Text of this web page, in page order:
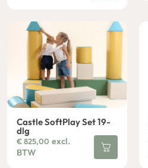
Castle SoftPlay Set 19-
dlg
€825,00 excl.
BTW